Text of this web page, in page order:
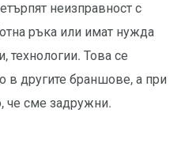
неизправност с
ръка или имат нужда
технологии. Това се
в другите браншове, а при
че сме задружни.